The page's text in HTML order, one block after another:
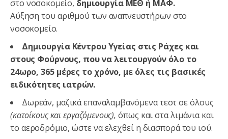
στο νοσοκομείο, δημιουργία ΜΕΘ ή ΜΑΦ.
Αύξηση του αριθμού των αναπνευστήρων στο
νοσοκομείο.
Δημιουργία Κέντρου Υγείας στις Ράχες και
στους Φούρνους, που να λειτουργούν όλο το
24ωρο, 365 μέρες το χρόνο, με όλες τις βασικές
ειδικότητες ιατρών.
Δωρεάν, μαζικά επαναλαμβανόμενα τεστ σε όλους
(κατοίκους και εργαζόμενους), όπως και στα λιμάνια και
το αεροδρόμιο, ώστε να ελεχθεί η διασπορά του ιού.